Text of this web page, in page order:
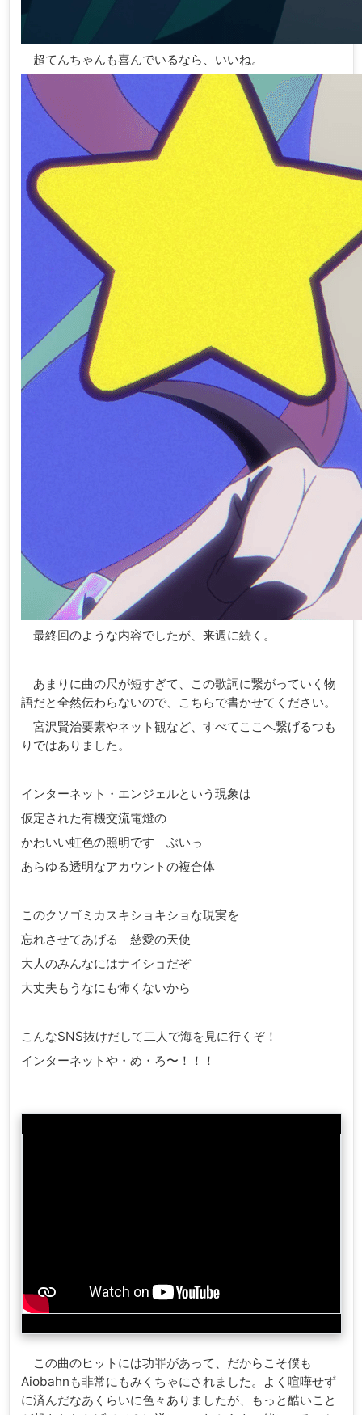
超てんちゃんも喜んでいるなら、いいね。
最終回のような内容でしたが、来週に続く。
あまりに曲の尺が短すぎて、この歌詞に繋がっていく物
語だと全然伝わらないので、こちらで書かせてください。
宮沢賢治要素やネット観など、すべてここへ繋げるつも
りではありました。
インターネット・エンジェルという現象は
仮定された有機交流電燈の
かわいい虹色の照明です ぶいっ
あらゆる透明なアカウントの複合体
このクソゴミカスキショキショな現実を
忘れさせてあげる 慈愛の天使
大人のみんなにはナイショだぞ
大丈夫もうなにも怖くないから
こんなSNS抜けだして二人で海を見に行くぞ！
インターネットや・め・ろ〜！！！
この曲のヒットには功罪があって、だからこそ僕も
Aiobahnも非常にもみくちゃにされました。よく喧嘩せず
に済んだなあくらいに色々ありましたが、もっと酷いこと